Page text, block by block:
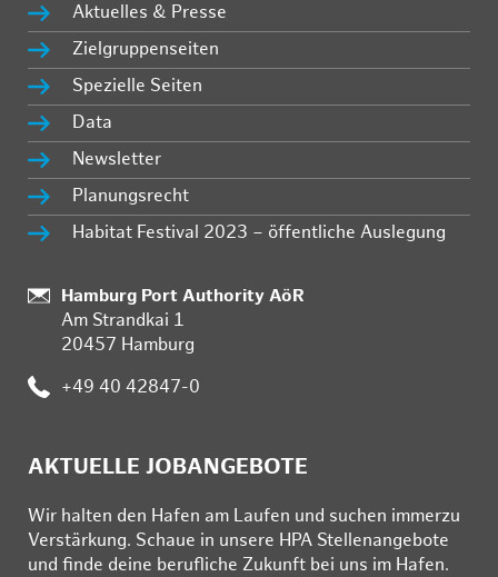
Aktuelles & Presse
Zielgruppenseiten
Spezielle Seiten
Data
Newsletter
Planungsrecht
Habitat Festival 2023 – öffentliche Auslegung
Standort:
Hamburg Port Authority AöR
Am Strandkai 1
20457 Hamburg
Telefon:
+49 40 42847-0
AKTUELLE JOBANGEBOTE
Wir hal­ten den Ha­fen am Lau­fen und su­chen im­mer­zu
Ver­stär­kung. Schau­e in un­se­re HPA Stel­len­an­ge­bo­te
und fin­de deine be­ruf­li­che Zu­kunft bei uns im Ha­fen.